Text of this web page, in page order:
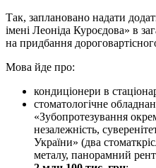
Так, заплановано надати
імені Леоніда Куроєдова» в
на придбання
Мова йде про:
кондиціонери в
стоматологічне
«Зубопротезування
незалежність,
України» (два
металу, панорамний